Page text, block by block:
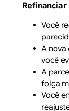
Você
A nova
você
A
folga
Você